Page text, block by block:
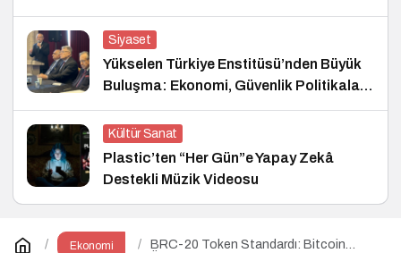
Siyaset
Yükselen Türkiye Enstitüsü’nden Büyük
Buluşma: Ekonomi, Güvenlik Politikaları
ve Hukuk Konferansı
Kültür Sanat
Plastic’ten “Her Gün”e Yapay Zekâ
Destekli Müzik Videosu
Ekonomi
BRC-20 Token Standardı: Bitcoin